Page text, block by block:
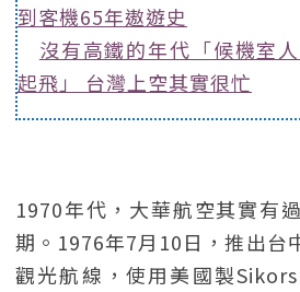
到客機65年遨遊史
沒有高鐵的年代「候機室
起飛」 台灣上空其實很忙
1970年代，大華航空其實有
期。1976年7月10日，推出台
觀光航線，使用美國製